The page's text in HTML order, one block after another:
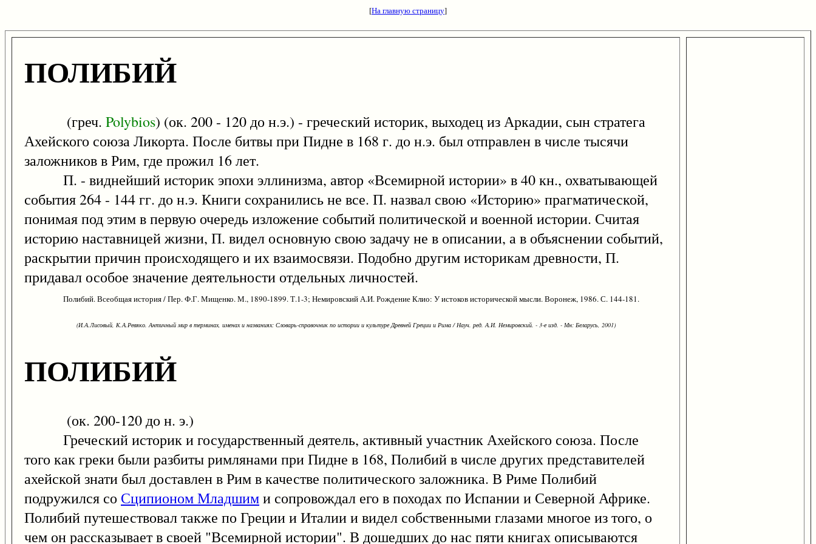
[На главную страницу]
ПОЛИБИЙ
(греч. Polybios) (ок. 200 - 120 до н.э.) - греческий историк, выходец из Аркадии, сын стратега
Ахейского союза Ликорта. После битвы при Пидне в 168 г. до н.э. был отправлен в числе тысячи
заложников в Рим, где прожил 16 лет.
П. - виднейший историк эпохи эллинизма, автор «Всемирной истории» в 40 кн., охватывающей
события 264 - 144 гг. до н.э. Книги сохранились не все. П. назвал свою «Историю» прагматической,
понимая под этим в первую очередь изложение событий политической и военной истории. Считая
историю наставницей жизни, П. видел основную свою задачу не в описании, а в объяснении событий,
раскрытии причин происходящего и их взаимосвязи. Подобно другим историкам древности, П.
придавал особое значение деятельности отдельных личностей.
Полибий. Всеобщая история / Пер. Ф.Г. Мищенко. М., 1890-1899. Т.1-3; Немировский А.И. Рождение Клио: У истоков исторической мысли. Воронеж, 1986. С. 144-181.
(И.А.Лисовый, К.А.Ревяко. Античный мир в терминах, именах и названиях: Словарь-справочник по истории и культуре Древней Греции и Рима / Науч. ред. А.И. Немировский. - 3-е изд. - Мн: Беларусь, 2001)
ПОЛИБИЙ
(ок. 200-120 до н. э.)
Греческий историк и государственный деятель, активный участник Ахейского союза. После
того как греки были разбиты римлянами при Пидне в 168, Полибий в числе других представителей
ахейской знати был доставлен в Рим в качестве политического заложника. В Риме Полибий
подружился со Сципионом Младшими сопровождал его в походах по Испании и Северной Африке.
Полибий путешествовал также по Греции и Италии и видел собственными глазами многое из того, о
чем он рассказывает в своей "Всемирной истории". В дошедших до нас пяти книгах описываются